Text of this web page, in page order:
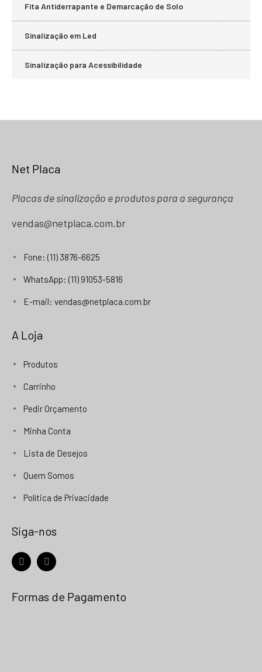
Fita Antiderrapante e Demarcação de Solo
Sinalização em Led
Sinalização para Acessibilidade
Net Placa
Placas de sinalização e produtos para a segurança
vendas@netplaca.com.br
Fone: (11) 3876-6625
WhatsApp: (11) 91053-5816
E-mail: vendas@netplaca.com.br
A Loja
Produtos
Carrinho
Pedir Orçamento
Minha Conta
Lista de Desejos
Quem Somos
Política de Privacidade
Siga-nos
Formas de Pagamento